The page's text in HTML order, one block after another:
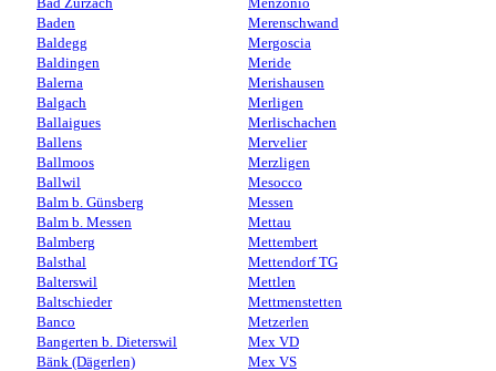
Baden
Baldegg
Baldingen
Balerna
Balgach
Ballaigues
Ballens
Ballmoos
Ballwil
Balm b. Günsberg
Balm b. Messen
Balmberg
Balsthal
Balterswil
Baltschieder
Banco
Bangerten b. Dieterswil
Bänk (Dägerlen)
Merenschwand
Mergoscia
Meride
Merishausen
Merligen
Merlischachen
Mervelier
Merzligen
Mesocco
Messen
Mettau
Mettembert
Mettendorf TG
Mettlen
Mettmenstetten
Metzerlen
Mex VD
Mex VS